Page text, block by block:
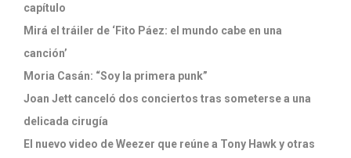
capítulo
Mirá el tráiler de ‘Fito Páez: el mundo cabe en una
canción’
Moria Casán: “Soy la primera punk”
Joan Jett canceló dos conciertos tras someterse a una
delicada cirugía
El nuevo video de Weezer que reúne a Tony Hawk y otras